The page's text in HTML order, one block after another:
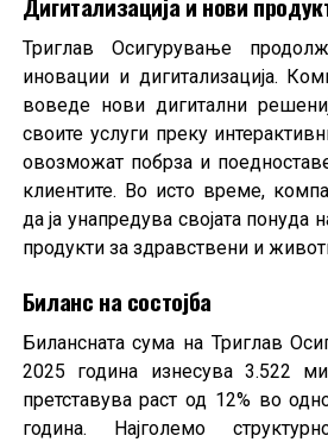
Триглав Осигурување
иновации и дигитализација.
воведе нови дигитални
своите услуги преку
овозможат побрза и
клиентите. Во исто време,
да ја унапредува својата понуда
продукти за здравствени и
Биланс на состојба
Билансната сума на Триглав
2025 година изнесува 3.522
претставува раст од 12% во
година. Најголемо